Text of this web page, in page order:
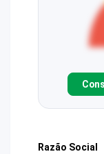
Razão Social